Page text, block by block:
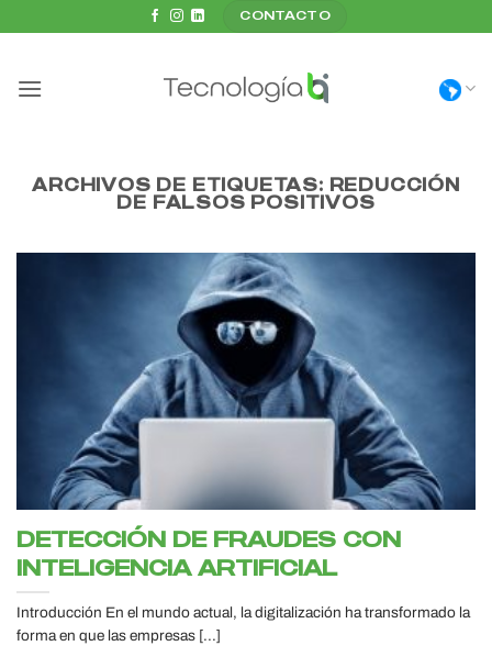
CONTACTO
ARCHIVOS DE ETIQUETAS: REDUCCIÓN
DE FALSOS POSITIVOS
DETECCIÓN DE FRAUDES CON
INTELIGENCIA ARTIFICIAL
Introducción En el mundo actual, la digitalización ha transformado la
forma en que las empresas [...]